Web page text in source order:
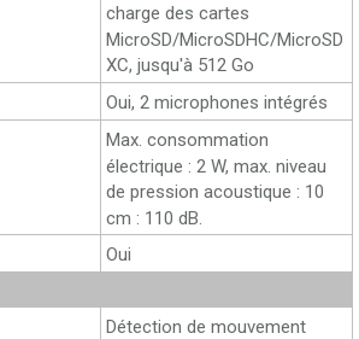
charge des cartes
MicroSD/MicroSDHC/MicroSD
XC, jusqu'à 512 Go
Oui, 2 microphones intégrés
Max. consommation
électrique : 2 W, max. niveau
de pression acoustique : 10
cm : 110 dB.
Oui
Détection de mouvement